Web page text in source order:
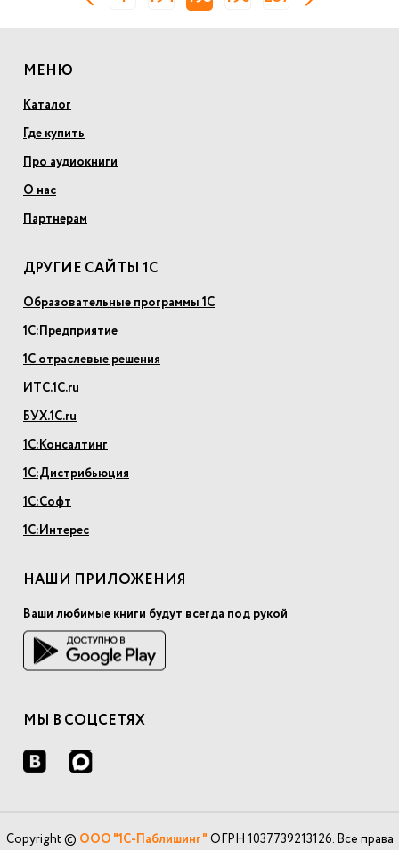
МЕНЮ
Каталог
Где купить
Про аудиокниги
О нас
Партнерам
ДРУГИЕ САЙТЫ 1С
Образовательные программы 1С
1С:Предприятие
1С отраслевые решения
ИТС.1С.ru
БУХ.1С.ru
1С:Консалтинг
1С:Дистрибьюция
1С:Софт
1С:Интерес
НАШИ ПРИЛОЖЕНИЯ
Ваши любимые книги будут всегда под рукой
МЫ В СОЦСЕТЯХ
Copyright © ООО "1С-Паблишинг" ОГРН 1037739213126. Все права